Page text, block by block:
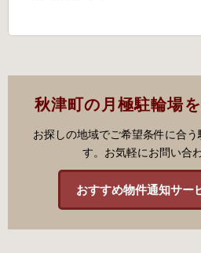
秋津町の月極駐輪場
お探しの地域でご希望条件に合
す。お気軽にお問い合
おすすめ物件通知サー